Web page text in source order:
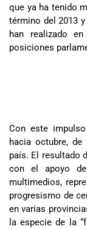
que ya ha tenido
término del 2013
han realizado
posiciones
Con este
hacia octubre,
país. El resultado
con el apoyo
multimedios,
progresismo de
en varias
la especie de la